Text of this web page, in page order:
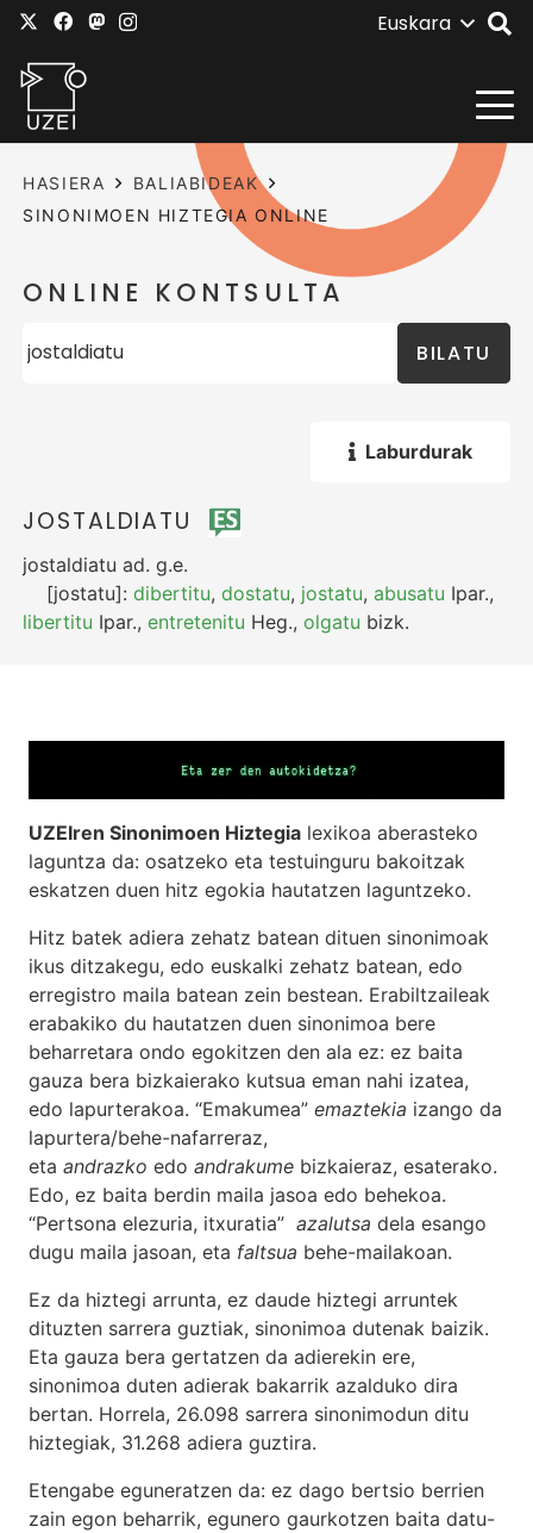
Euskara
HASIERA
BALIABIDEAK
SINONIMOEN HIZTEGIA ONLINE
ONLINE KONTSULTA
BILATU
Laburdurak
JOSTALDIATU
jostaldiatu ad. g.e.
[jostatu]:dibertitu,dostatu, jostatu,abusatu Ipar.,
libertitu Ipar.,entretenitu Heg.,olgatu bizk.
UZEIren Sinonimoen Hiztegia lexikoa aberasteko
laguntza da: osatzeko eta testuinguru bakoitzak
eskatzen duen hitz egokia hautatzen laguntzeko.
Hitz batek adiera zehatz batean dituen sinonimoak
ikus ditzakegu, edo euskalki zehatz batean, edo
erregistro maila batean zein bestean. Erabiltzaileak
erabakiko du hautatzen duen sinonimoa bere
beharretara ondo egokitzen den ala ez: ez baita
gauza bera bizkaierako kutsua eman nahi izatea,
edo lapurterakoa. “Emakumea” emaztekia izango da
lapurtera/behe-nafarreraz,
eta andrazko edo andrakume bizkaieraz, esaterako.
Edo, ez baita berdin maila jasoa edo behekoa.
“Pertsona elezuria, itxuratia” azalutsa dela esango
dugu maila jasoan, eta faltsua behe-mailakoan.
Ez da hiztegi arrunta, ez daude hiztegi arruntek
dituzten sarrera guztiak, sinonimoa dutenak baizik.
Eta gauza bera gertatzen da adierekin ere,
sinonimoa duten adierak bakarrik azalduko dira
bertan. Horrela, 26.098 sarrera sinonimodun ditu
hiztegiak, 31.268 adiera guztira.
Etengabe eguneratzen da: ez dago bertsio berrien
zain egon beharrik, egunero gaurkotzen baita datu-